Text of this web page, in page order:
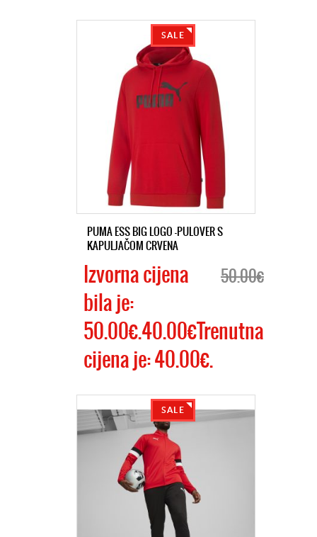
SALE
PUMA ESS BIG LOGO -PULOVER S
KAPULJAČOM CRVENA
50.00€
Izvorna cijena
bila je:
50.00€.40.00€Trenutna
cijena je: 40.00€.
SALE